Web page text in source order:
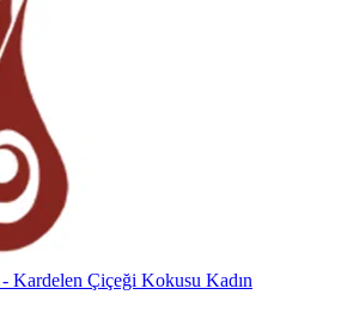
Kardelen Çiçeği Kokusu Kadın